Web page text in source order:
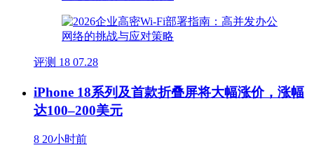
评测 18 07.28
iPhone 18系列及首款折叠屏将大幅涨价，涨幅
达100–200美元
8 20小时前